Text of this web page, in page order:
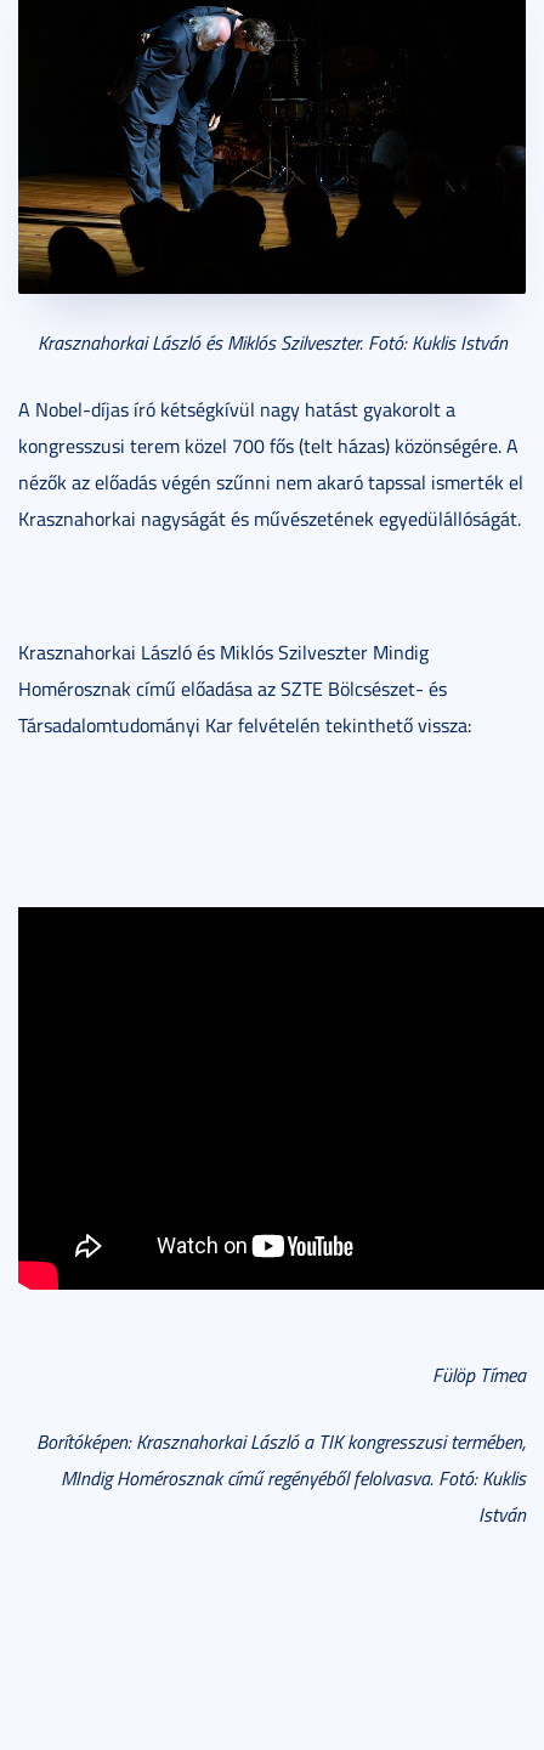
Krasznahorkai László és Miklós Szilveszter. Fotó: Kuklis István
A Nobel-díjas író kétségkívül nagy hatást gyakorolt a
kongresszusi terem közel 700 fős (telt házas) közönségére. A
nézők az előadás végén szűnni nem akaró tapssal ismerték el
Krasznahorkai nagyságát és művészetének egyedülállóságát.
Krasznahorkai László és Miklós Szilveszter Mindig
Homérosznak című előadása az SZTE Bölcsészet- és
Társadalomtudományi Kar felvételén tekinthető vissza:
Fülöp Tímea
Borítóképen: Krasznahorkai László a TIK kongresszusi termében,
MIndig Homérosznak című regényéből felolvasva. Fotó: Kuklis
István